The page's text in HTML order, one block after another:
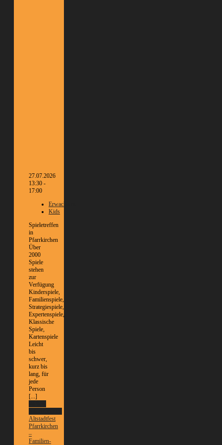
27.07.2026
13:30 -
17:00
Erwachsene
Kids
Spieletreffen
in
Pfarrkirchen
Über
2000
Spiele
stehen
zur
Verfügung
Kinderspiele,
Familienspiele,
Strategiespiele,
Expertenspiele,
Klassische
Spiele,
Kartenspiele
Leicht
bis
schwer,
kurz bis
lang, für
jede
Person
[...]
Altstadtfest
Pfarrkirchen
–
Familien-